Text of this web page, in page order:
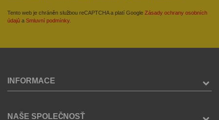
Tento web je chráněn službou reCAPTCHA a platí Google Zásady ochrany osobních
údajů a Smluvní podmínky.
INFORMACE
NAŠE SPOLEČNOSŤ